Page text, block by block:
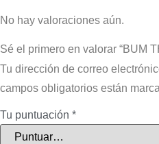
No hay valoraciones aún.
Sé el primero en valorar “BUM
Tu dirección de correo
campos obligatorios están
Tu puntuación *